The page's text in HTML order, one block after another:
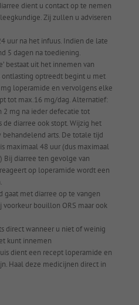
dient u contact op te nemen
Zij zullen u adviseren
uur na het infuus. Indien de late
5 dagen na toediening.
bestaat uit het innemen van
optreedt begint u met
loperamide en vervolgens elke
tot max.16 mg/dag. Alternatief:
2 mg na ieder defecatie tot
diarree ook stopt. Wijzig het
arts. De totale tijd
maximaal 48 uur (dus maximaal
Bij diarree ten gevolge van
op loperamide wordt een
gaat met diarree op te vangen
bouillon ORS maar ook
direct wanneer u niet of weinig
kunt innemen
dient een recept loperamide en
Haal deze medicijnen direct in